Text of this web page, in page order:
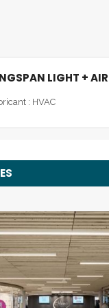
LIGHT +
: HVAC